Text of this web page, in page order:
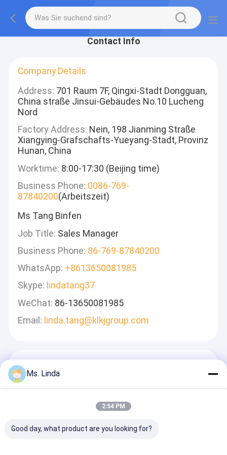
Contact Info
Company Details
Address: 701 Raum 7F, Qingxi-Stadt Dongguan,
China straße Jinsui-Gebäudes No.10 Lucheng
Nord
Factory Address: Nein, 198 Jianming Straße
Xiangying-Grafschafts-Yueyang-Stadt, Provinz
Hunan, China
Worktime: 8:00-17:30 (Beijing time)
Business Phone: 0086-769-
87840200(Arbeitszeit)
Ms Tang Binfen
Job Title: Sales Manager
Business Phone: 86-769-87840200
WhatsApp: +8613650081985
Skype: lindatang37
WeChat: 86-13650081985
Email: linda.tang@klkjgroup.com
Ms. Linda
2:54 PM
Good day, what product are you looking for?